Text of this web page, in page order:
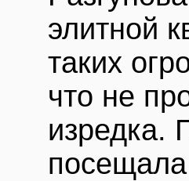
элитной
таких
что не
изредка.